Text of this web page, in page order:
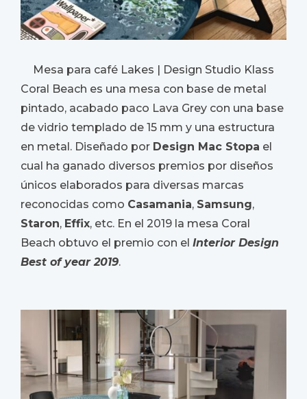
Mesa para café Lakes | Design Studio Klass
Coral Beach es una mesa con base de metal
pintado, acabado paco Lava Grey con una base
de vidrio templado de 15 mm y una estructura
en metal. Diseñado por Design Mac Stopa el
cual ha ganado diversos premios por diseños
únicos elaborados para diversas marcas
reconocidas como Casamania, Samsung,
Staron, Effix, etc. En el 2019 la mesa Coral
Beach obtuvo el premio con el Interior Design
Best of year 2019.